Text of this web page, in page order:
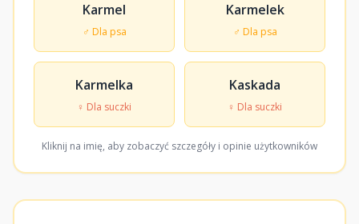
Karmel
♂ Dla psa
Karmelek
♂ Dla psa
Karmelka
♀ Dla suczki
Kaskada
♀ Dla suczki
Kliknij na imię, aby zobaczyć szczegóły i opinie użytkowników